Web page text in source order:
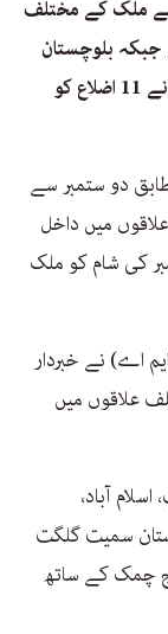
ملک کے مختلف
بلوچستان
میں قدرتی آفات سے نمٹنے کے صوبائی ادارے نے 11 اضلاع کو
دو ستمبر سے
میں داخل
کی شام کو ملک
اے) نے خبردار
علاقوں میں
آباد،
سمیت گلگت
چمک کے ساتھ